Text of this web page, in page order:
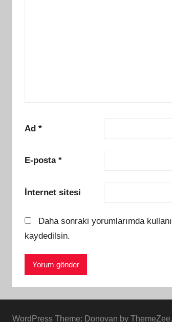
Ad *
E-posta *
İnternet sitesi
Daha sonraki yorumlarımda
kaydedilsin.
WordPress Theme: Donovan by ThemeZee.